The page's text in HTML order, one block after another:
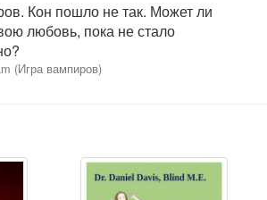
Кон пошло не так. Может ли
любовь, пока не стало
(Игра вампиров)